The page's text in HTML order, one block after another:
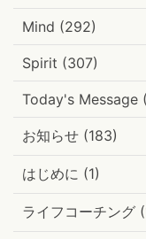
Mind (292)
Spirit (307)
Today's Message
お知らせ (183)
はじめに (1)
ライフコーチング